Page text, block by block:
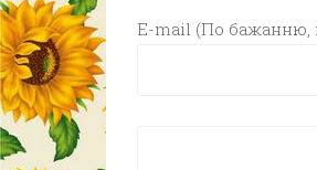
E-mail (По бажанню,